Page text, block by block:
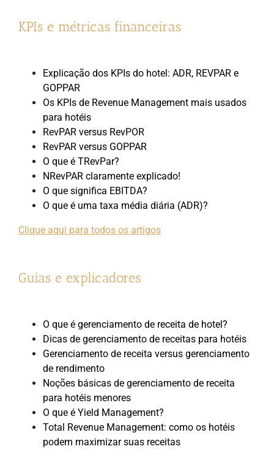
KPIs e métricas financeiras
Explicação dos KPIs do hotel: ADR, REVPAR e
GOPPAR
Os KPIs de Revenue Management mais usados
para hotéis
RevPAR versus RevPOR
RevPAR versus GOPPAR
O que é TRevPar?
NRevPAR claramente explicado!
O que significa EBITDA?
O que é uma taxa média diária (ADR)?
Clique aqui para todos os artigos
Guias e explicadores
O que é gerenciamento de receita de hotel?
Dicas de gerenciamento de receitas para hotéis
Gerenciamento de receita versus gerenciamento
de rendimento
Noções básicas de gerenciamento de receita
para hotéis menores
O que é Yield Management?
Total Revenue Management: como os hotéis
podem maximizar suas receitas